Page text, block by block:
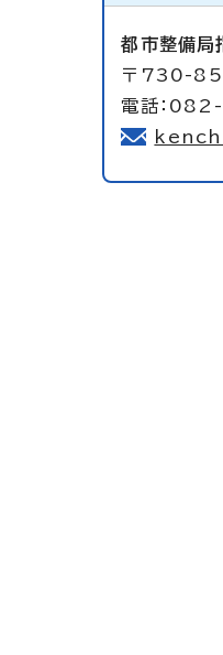
都市整備
〒730-
電話：